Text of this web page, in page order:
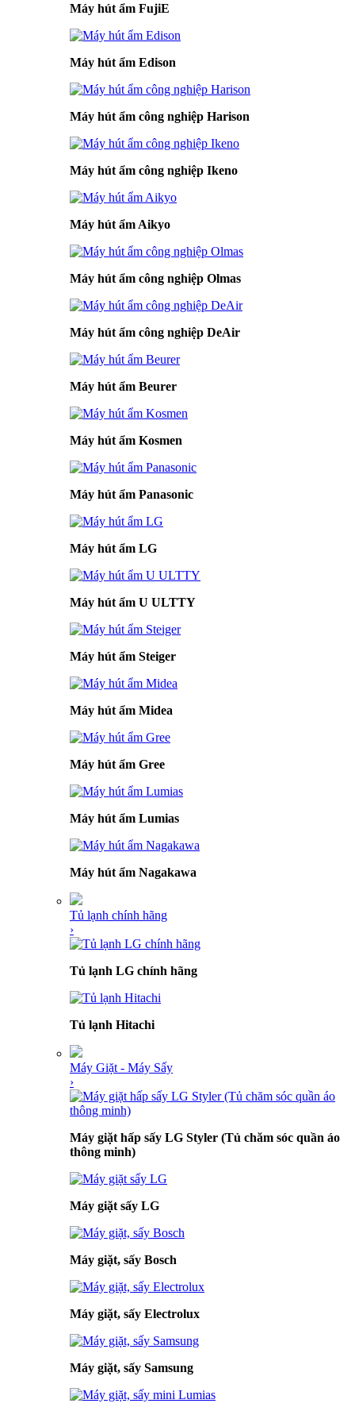
Máy hút ẩm FujiE
Máy hút ẩm Edison
Máy hút ẩm công nghiệp Harison
Máy hút ẩm công nghiệp Ikeno
Máy hút ẩm Aikyo
Máy hút ẩm công nghiệp Olmas
Máy hút ẩm công nghiệp DeAir
Máy hút ẩm Beurer
Máy hút ẩm Kosmen
Máy hút ẩm Panasonic
Máy hút ẩm LG
Máy hút ẩm U ULTTY
Máy hút ẩm Steiger
Máy hút ẩm Midea
Máy hút ẩm Gree
Máy hút ẩm Lumias
Máy hút ẩm Nagakawa
Tủ lạnh chính hãng
›
Tủ lạnh LG chính hãng
Tủ lạnh Hitachi
Máy Giặt - Máy Sấy
›
Máy giặt hấp sấy LG Styler (Tủ chăm sóc quần áo
thông minh)
Máy giặt sấy LG
Máy giặt, sấy Bosch
Máy giặt, sấy Electrolux
Máy giặt, sấy Samsung